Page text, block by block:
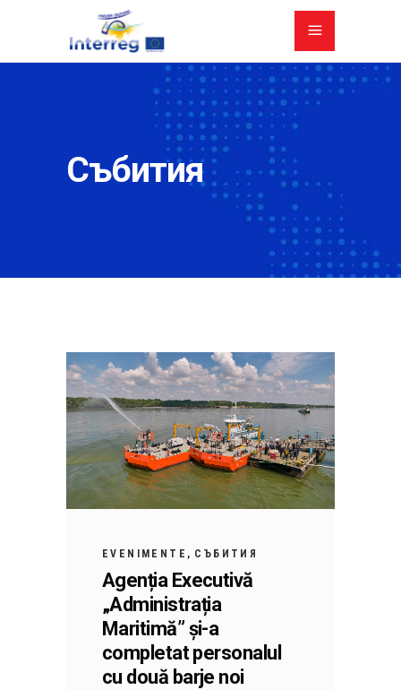
Събития
EVENIMENTE СЪБИТИЯ
Agenția Executivă
„Administrația
Maritimă” și-a
completat personalul
cu două barje noi